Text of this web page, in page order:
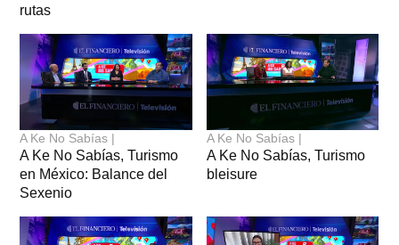
rutas
A Ke No Sabías |
A Ke No Sabías, Turismo
en México: Balance del
Sexenio
A Ke No Sabías |
A Ke No Sabías, Turismo
bleisure